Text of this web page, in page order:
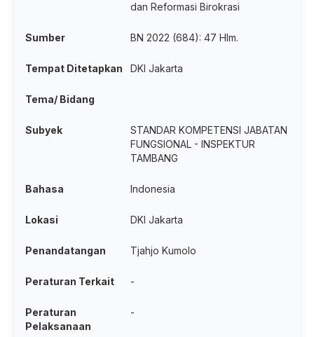
dan Reformasi Birokrasi
Sumber BN 2022 (684): 47 Hlm.
Tempat Ditetapkan DKI Jakarta
Tema/ Bidang
Subyek
STANDAR KOMPETENSI JABATAN
FUNGSIONAL - INSPEKTUR
TAMBANG
Bahasa Indonesia
Lokasi DKI Jakarta
Penandatangan Tjahjo Kumolo
Peraturan Terkait -
Peraturan
Pelaksanaan
-